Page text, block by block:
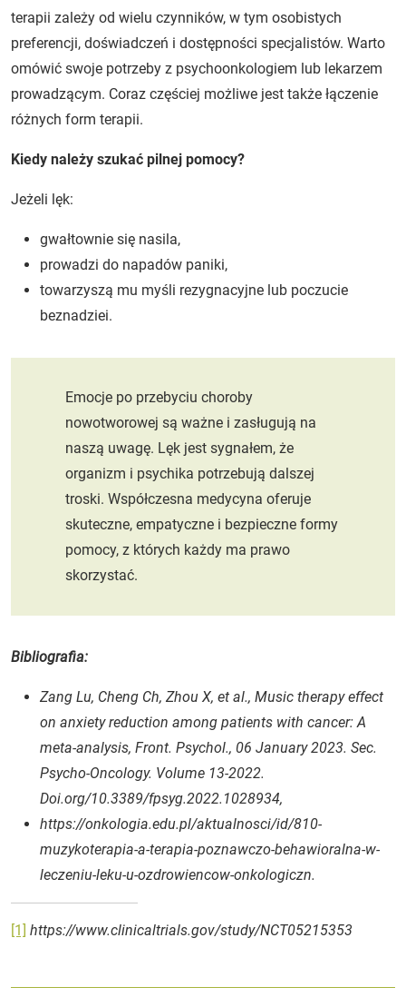
terapii zależy od wielu czynników, w tym osobistych
preferencji, doświadczeń i dostępności specjalistów. Warto
omówić swoje potrzeby z psychoonkologiem lub lekarzem
prowadzącym. Coraz częściej możliwe jest także łączenie
różnych form terapii.
Kiedy należy szukać pilnej pomocy?
Jeżeli lęk:
gwałtownie się nasila,
prowadzi do napadów paniki,
towarzyszą mu myśli rezygnacyjne lub poczucie
beznadziei.
Emocje po przebyciu choroby
nowotworowej są ważne i zasługują na
naszą uwagę. Lęk jest sygnałem, że
organizm i psychika potrzebują dalszej
troski. Współczesna medycyna oferuje
skuteczne, empatyczne i bezpieczne formy
pomocy, z których każdy ma prawo
skorzystać.
Bibliografia:
Zang Lu, Cheng Ch, Zhou X, et al., Music therapy effect
on anxiety reduction among patients with cancer: A
meta-analysis, Front. Psychol., 06 January 2023. Sec.
Psycho-Oncology. Volume 13-2022.
Doi.org/10.3389/fpsyg.2022.1028934,
https://onkologia.edu.pl/aktualnosci/id/810-
muzykoterapia-a-terapia-poznawczo-behawioralna-w-
leczeniu-leku-u-ozdrowiencow-onkologiczn.
[1] https://www.clinicaltrials.gov/study/NCT05215353